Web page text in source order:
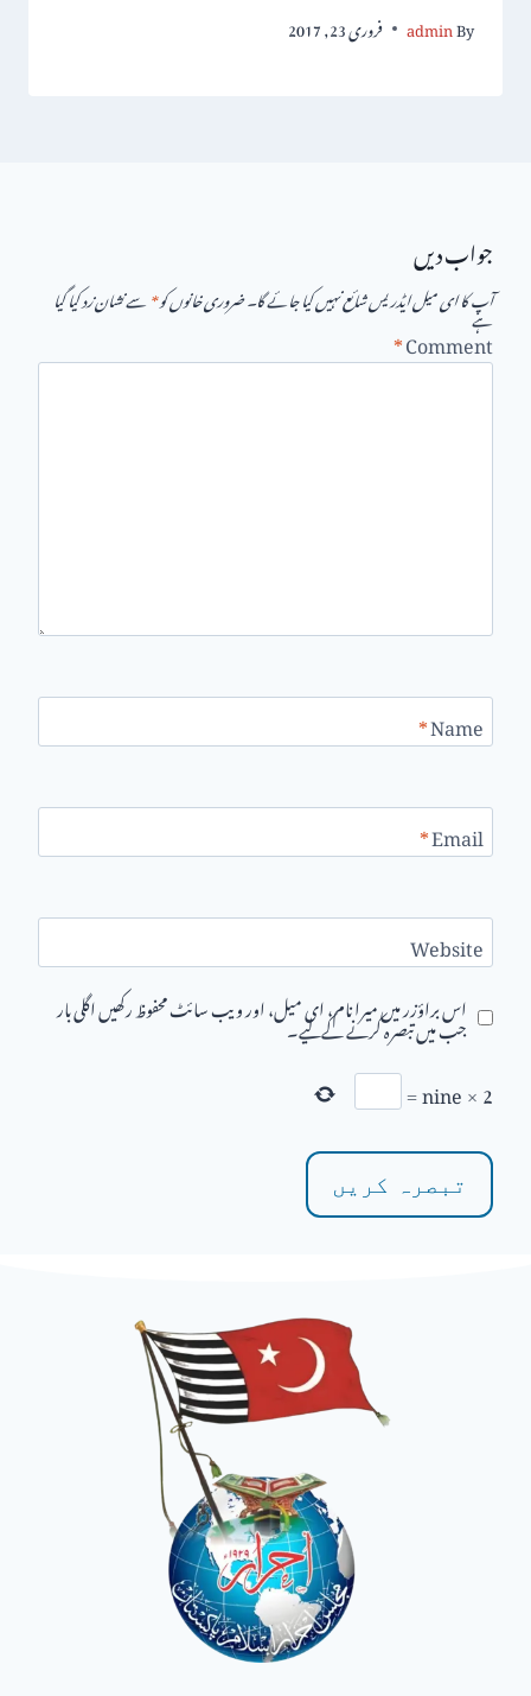
By
admin فروری 23, 2017
جواب دیں
آپ کا ای میل ایڈریس شائع نہیں کیا جائے گا۔ضروری خانوں کو*سے نشان زد کیا گیا ہے
Comment
*
Name
*
Email
*
Website
اس براؤزر میں میرا نام، ای میل، اور ویب سائٹ محفوظ رکھیں اگلی بار
جب میں تبصرہ کرنے کےلیے۔
2
×
nine
=